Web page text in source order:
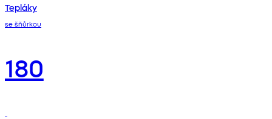
Tepláky
se šňůrkou
180